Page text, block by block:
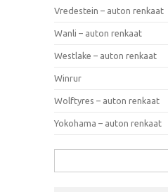
Vredestein – auton renkaat
Wanli – auton renkaat
Westlake – auton renkaat
Winrur
Wolftyres – auton renkaat
Yokohama – auton renkaat